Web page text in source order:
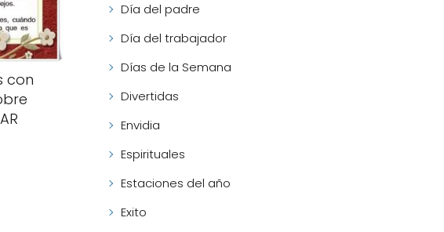
con
Día del padre
Día del trabajador
Días de la Semana
Divertidas
Envidia
Espirituales
Estaciones del año
Exito